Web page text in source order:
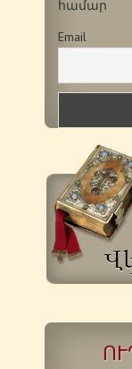
համար
Email